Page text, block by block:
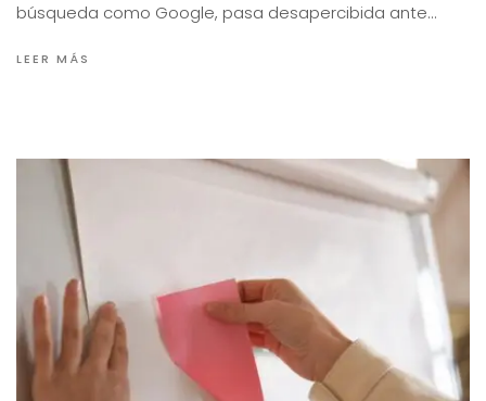
búsqueda como Google, pasa desapercibida ante…
LEER MÁS